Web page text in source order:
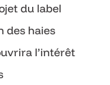
du label
des haies
l’intérêt